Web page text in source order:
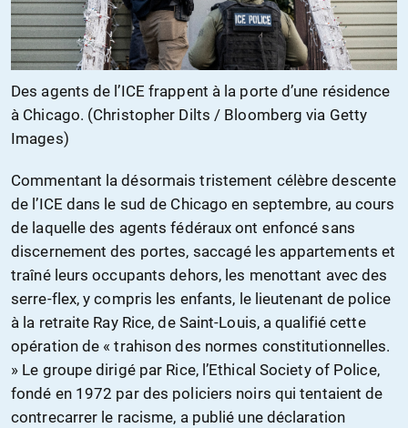
Des agents de l’ICE frappent à la porte d’une résidence
à Chicago. (Christopher Dilts / Bloomberg via Getty
Images)
Commentant la désormais tristement célèbre descente
de l’ICE dans le sud de Chicago en septembre, au cours
de laquelle des agents fédéraux ont enfoncé sans
discernement des portes, saccagé les appartements et
traîné leurs occupants dehors, les menottant avec des
serre-flex, y compris les enfants, le lieutenant de police
à la retraite Ray Rice, de Saint-Louis, a qualifié cette
opération de « trahison des normes constitutionnelles.
» Le groupe dirigé par Rice, l’Ethical Society of Police,
fondé en 1972 par des policiers noirs qui tentaient de
contrecarrer le racisme, a publié une déclaration